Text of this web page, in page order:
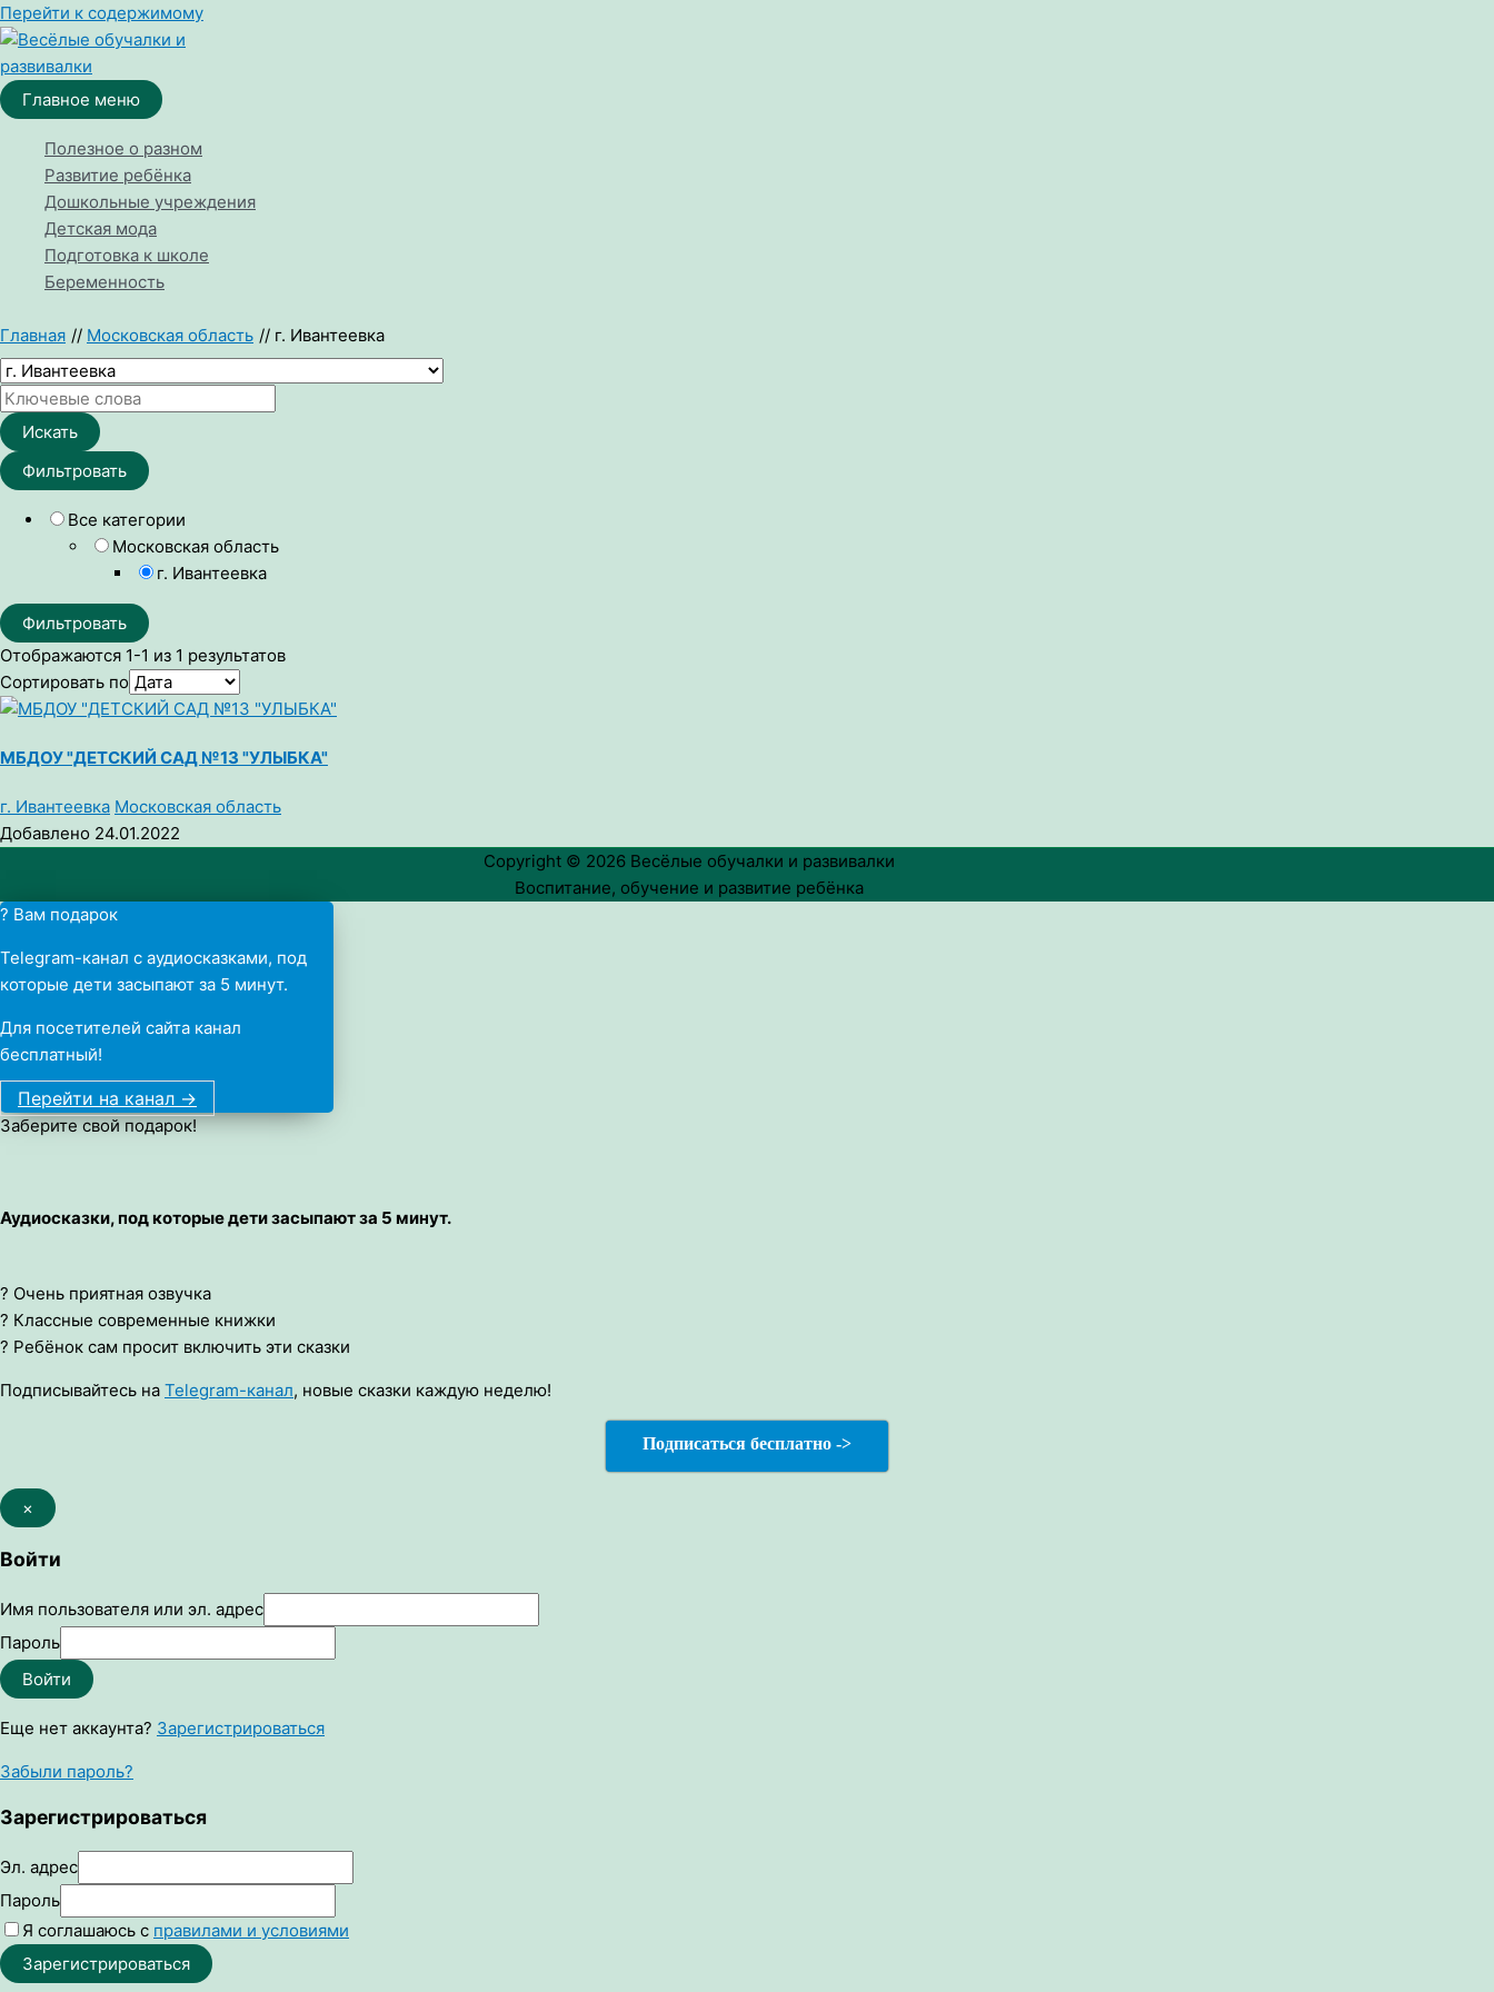
Перейти к содержимому
Главное меню
Полезное о разном
Развитие ребёнка
Дошкольные учреждения
Детская мода
Подготовка к школе
Беременность
Главная Московская область г. Ивантеевка
Искать
Фильтровать
Все категории
Московская область
г. Ивантеевка
Фильтровать
Отображаются 1-1 из 1 результатов
Сортировать по
МБДОУ "ДЕТСКИЙ САД №13 "УЛЫБКА"
г. Ивантеевка Московская область
Добавлено 24.01.2022
Copyright © 2026 Весёлые обучалки и развивалки
Воспитание, обучение и развитие ребёнка
? Вам подарок
Telegram-канал с аудиосказками, под
которые дети засыпают за 5 минут.
Для посетителей сайта канал
бесплатный!
Перейти на канал ->
Заберите свой подарок!
Аудиосказки, под которые дети засыпают за 5 минут.
? Очень приятная озвучка
? Классные современные книжки
? Ребёнок сам просит включить эти сказки
Подписывайтесь на Telegram-канал, новые сказки каждую неделю!
Подписаться бесплатно ->
×
Войти
Имя пользователя или эл. адрес
Пароль
Войти
Еще нет аккаунта? Зарегистрироваться
Забыли пароль?
Зарегистрироваться
Эл. адрес
Пароль
Я соглашаюсь с правилами и условиями
Зарегистрироваться